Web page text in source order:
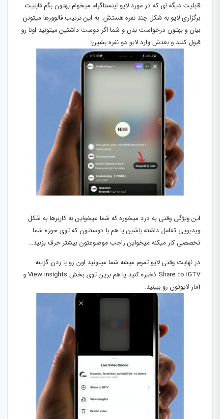
قابلیت دیگه ای که در مورد لایو اینستاگرام میخوام بهتون بگم قابلیت
برگزاری لایو به شکل چند نفره هستش. به این ترتیب فالوورها میتونن
بیان و بهتون درخواست بدن و شما اگر دوست داشتین میتونید اونا رو
قبول کنید و بعدش وارد لایو دو نفره بشین!
این ویژگی وقتی به درد میخوره که شما میخواین به کاربرها به شکل
ویدیویی تعامل داشته باشین یا هم با دوستتون که توی حوزه شما
تخصصی کار میکنه میخواین راجب موضوعتون بیشتر حرف بزنید…
در نهایت وقتی لایو تموم میشه شما میتونید اون رو با زدن گزینه
Share to IGTV ذخیره کنید یا هم برین توی بخش View insights و
آمار لایوتون رو ببینید.